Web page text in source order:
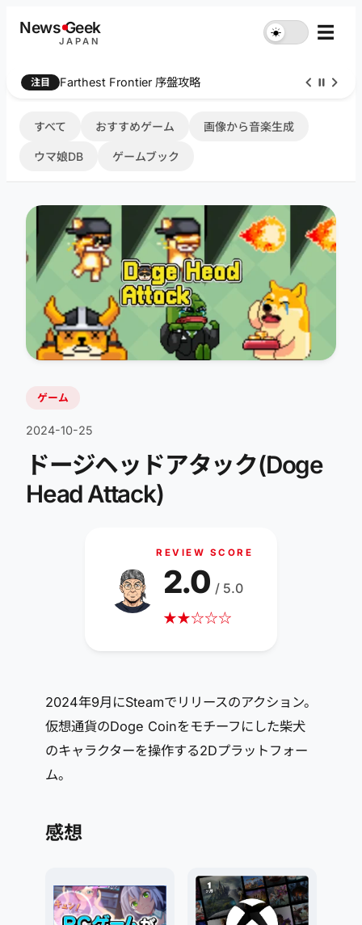
NewsGeek
JAPAN
☀︎ ☰
注目 Farthest Frontier 序盤攻略
すべて おすすめゲーム 画像から音楽生成
ウマ娘DB ゲームブック
ゲーム
2024-10-25
ドージヘッドアタック(Doge
Head Attack)
REVIEW SCORE
★★☆☆☆
2.0 / 5.0
2024年9月にSteamでリリースのアクション。
仮想通貨のDoge Coinをモチーフにした柴犬
のキャラクターを操作する2Dプラットフォー
ム。
感想